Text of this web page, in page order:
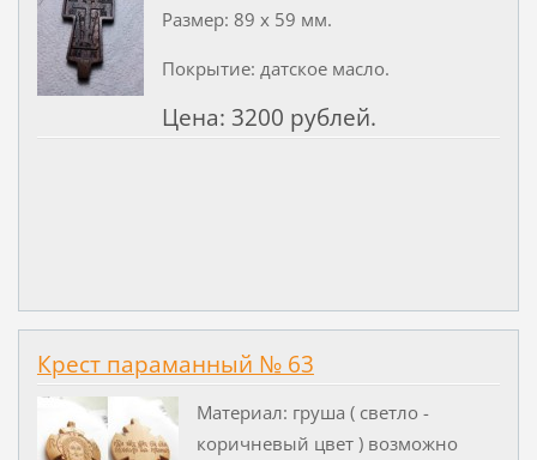
Размер: 89 х 59 мм.
Покрытие: датское масло.
Цена: 3200 рублей.
Крест параманный № 63
Материал: груша ( светло -
коричневый цвет ) возможно